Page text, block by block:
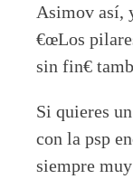
Asimov así,
€œLos
sin fin€
Si quieres
con la psp
siempre